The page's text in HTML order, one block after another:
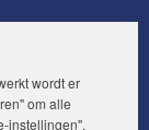
wordt er
om alle
instellingen".